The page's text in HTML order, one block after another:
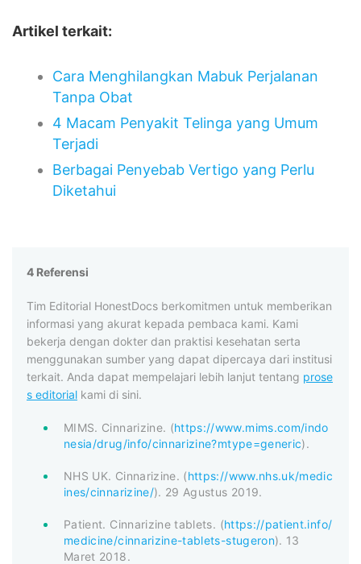
Artikel terkait:
Cara Menghilangkan Mabuk Perjalanan
Tanpa Obat
4 Macam Penyakit Telinga yang Umum
Terjadi
Berbagai Penyebab Vertigo yang Perlu
Diketahui
4 Referensi
Tim Editorial HonestDocs berkomitmen untuk memberikan
informasi yang akurat kepada pembaca kami. Kami
bekerja dengan dokter dan praktisi kesehatan serta
menggunakan sumber yang dapat dipercaya dari institusi
terkait. Anda dapat mempelajari lebih lanjut tentang prose
s editorial kami di sini.
MIMS. Cinnarizine. (https://www.mims.com/indo
nesia/drug/info/cinnarizine?mtype=generic).
NHS UK. Cinnarizine. (https://www.nhs.uk/medic
ines/cinnarizine/). 29 Agustus 2019.
Patient. Cinnarizine tablets. (https://patient.info/
medicine/cinnarizine-tablets-stugeron). 13
Maret 2018.